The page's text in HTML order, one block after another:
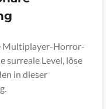
Multiplayer-Horror-
surreale Level, löse
in dieser